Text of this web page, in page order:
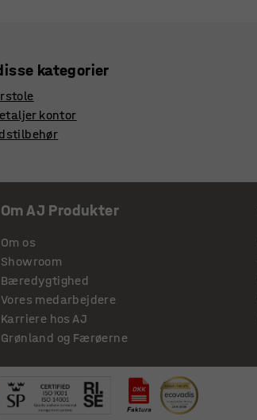
kategorier
kontor
Om AJ Produkter
Om os
Showroom
Bæredygtighed
Vores medarbejdere
Karriere hos AJ
Grønland og Færøerne